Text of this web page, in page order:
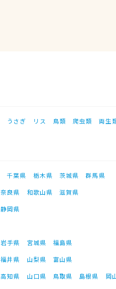
うさぎ リス 鳥類 爬虫類 両生
千葉県 栃木県 茨城県
群馬県
奈良県 和歌山県
滋賀県
静岡県
岩手県 宮城県
福島県
福井県 山梨県
富山県
高知県 山口県 鳥取県 島根県 岡